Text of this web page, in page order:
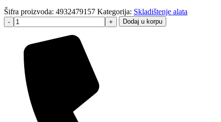
Šifra proizvoda: 4932479157 Kategorija: Skladištenje alata
- + Dodaj u korpu